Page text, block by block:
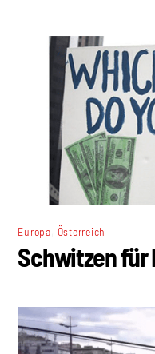
Europa Österreich
Schwitzen